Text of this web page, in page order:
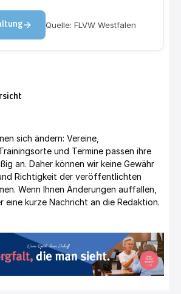
Quelle: FLVW Westfalen
sich ändern: Vereine,
und Termine passen ihre
an. Daher können wir keine Gewähr
Richtigkeit der veröffentlichten
Wenn Ihnen Änderungen auffallen,
eine kurze Nachricht an die Redaktion.